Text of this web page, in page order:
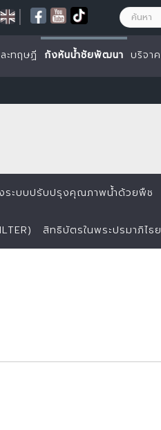
ะทฤษฏี กังหันน้ำชัยพัฒนา บริจาค
|
ระบบปรับปรุงคุณภาพน้ำด้วยพืช
สิทธิบัตรในพระปรมาภิไธย